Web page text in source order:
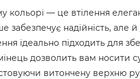
— це втілення
надійність, але
ідеально підходить для
дозволить вам носити
витончену верхню